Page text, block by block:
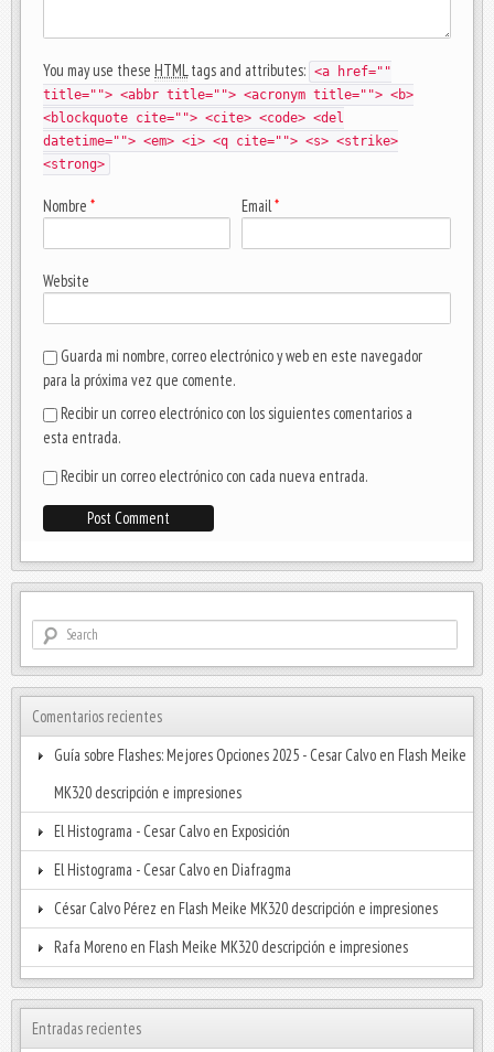
You may use these HTMLtags and attributes: <a href=""
title=""> <abbr title=""> <acronym title=""> <b>
<blockquote cite=""> <cite> <code> <del
datetime=""> <em> <i> <q cite=""> <s> <strike>
<strong>
Nombre * Email*
Website
Guarda mi nombre, correo electrónico y web en este navegador
para la próxima vez que comente.
Recibir un correo electrónico con los siguientes comentarios a
esta entrada.
Recibir un correo electrónico con cada nueva entrada.
Comentarios recientes
Guía sobre Flashes: Mejores Opciones 2025 - Cesar Calvo en Flash Meike
MK320 descripción e impresiones
El Histograma - Cesar Calvo en Exposición
El Histograma - Cesar Calvo en Diafragma
César Calvo Pérez en Flash Meike MK320 descripción e impresiones
Rafa Moreno en Flash Meike MK320 descripción e impresiones
Entradas recientes